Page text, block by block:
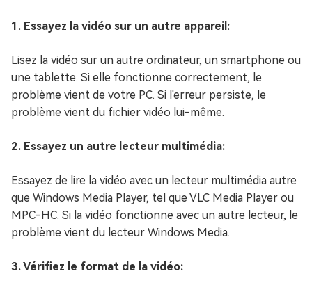
1. Essayez la vidéo sur un autre appareil:
Lisez la vidéo sur un autre ordinateur, un smartphone ou
une tablette. Si elle fonctionne correctement, le
problème vient de votre PC. Si l'erreur persiste, le
problème vient du fichier vidéo lui-même.
2. Essayez un autre lecteur multimédia:
Essayez de lire la vidéo avec un lecteur multimédia autre
que Windows Media Player, tel que VLC Media Player ou
MPC-HC. Si la vidéo fonctionne avec un autre lecteur, le
problème vient du lecteur Windows Media.
3. Vérifiez le format de la vidéo: